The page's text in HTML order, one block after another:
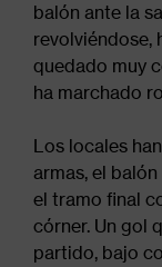
balón ante la
revolviéndose,
quedado muy
ha marchado
Los locales
armas, el
el tramo final
córner. Un gol
partido, bajo